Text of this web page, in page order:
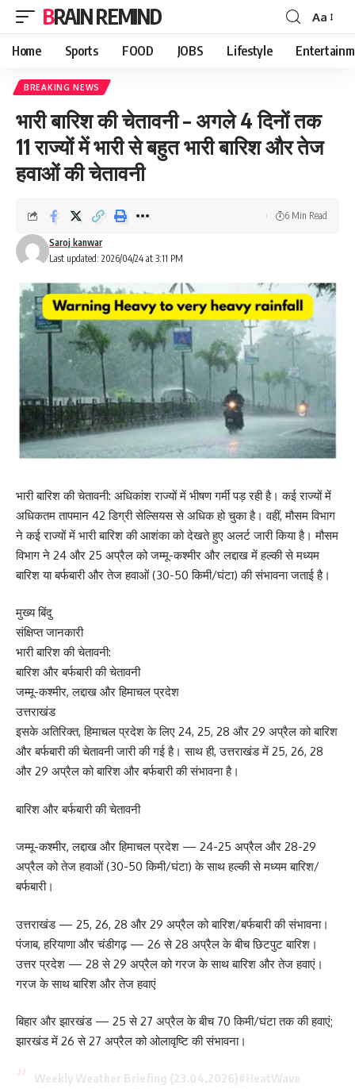
BRAIN REMIND
Font
Resizer
Aa
Home Sports FOOD JOBS Lifestyle
BREAKING NEWS
भारी बारिश की चेतावनी – अगले 4 दिनों तक
11 राज्यों में भारी से बहुत भारी बारिश और तेज
हवाओं की चेतावनी
Last updated: 2026/04/24 at 3:11 PM
Saroj kanwar
6 Min Read
भारी बारिश की चेतावनी: अधिकांश राज्यों में भीषण गर्मी पड़ रही है। कई राज्यों में
अधिकतम तापमान 42 डिग्री सेल्सियस से अधिक हो चुका है। वहीं, मौसम विभाग
ने कई राज्यों में भारी बारिश की आशंका को देखते हुए अलर्ट जारी किया है। मौसम
विभाग ने 24 और 25 अप्रैल को जम्मू-कश्मीर और लद्दाख में हल्की से मध्यम
बारिश या बर्फबारी और तेज हवाओं (30-50 किमी/घंटा) की संभावना जताई है।
मुख्य बिंदु
संक्षिप्त जानकारी
भारी बारिश की चेतावनी:
बारिश और बर्फबारी की चेतावनी
जम्मू-कश्मीर, लद्दाख और हिमाचल प्रदेश
उत्तराखंड
इसके अतिरिक्त, हिमाचल प्रदेश के लिए 24, 25, 28 और 29 अप्रैल को बारिश
और बर्फबारी की चेतावनी जारी की गई है। साथ ही, उत्तराखंड में 25, 26, 28
और 29 अप्रैल को बारिश और बर्फबारी की संभावना है।
बारिश और बर्फबारी की चेतावनी
जम्मू-कश्मीर, लद्दाख और हिमाचल प्रदेश — 24-25 अप्रैल और 28-29
अप्रैल को तेज हवाओं (30-50 किमी/घंटा) के साथ हल्की से मध्यम बारिश/
बर्फबारी।
उत्तराखंड — 25, 26, 28 और 29 अप्रैल को बारिश/बर्फबारी की संभावना।
पंजाब, हरियाणा और चंडीगढ़ — 26 से 28 अप्रैल के बीच छिटपुट बारिश।
उत्तर प्रदेश — 28 से 29 अप्रैल को गरज के साथ बारिश और तेज हवाएं।
गरज के साथ बारिश और तेज हवाएं
बिहार और झारखंड — 25 से 27 अप्रैल के बीच 70 किमी/घंटा तक की हवाएं;
झारखंड में 26 से 27 अप्रैल को ओलावृष्टि की संभावना।